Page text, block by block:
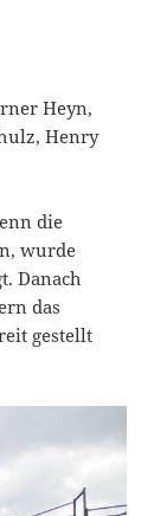
Heyn,
Henry
die
wurde
Danach
das
gestellt